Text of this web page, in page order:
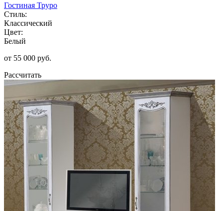
Гостиная Труро
Стиль:
Классический
Цвет:
Белый
от 55 000 руб.
Рассчитать